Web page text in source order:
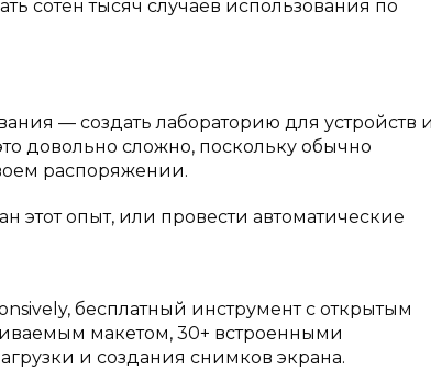
сотен тысяч случаев использования по
— создать лабораторию для устройств и
довольно сложно, поскольку обычно
распоряжении.
этот опыт, или провести автоматические
бесплатный инструмент с открытым
макетом, 30+ встроенными
и создания снимков экрана.